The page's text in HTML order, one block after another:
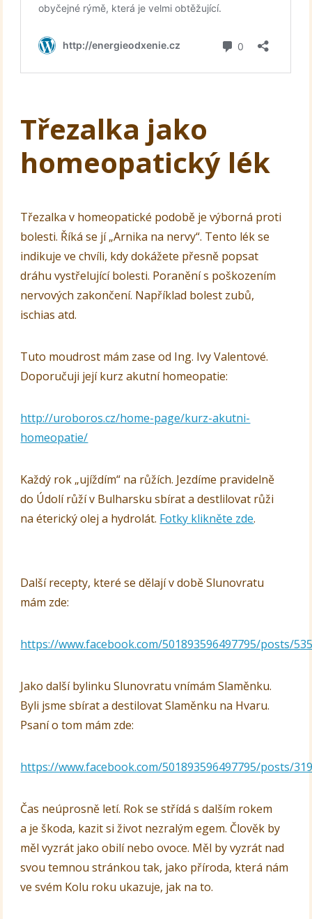
Třezalka jako
homeopatický lék
Třezalka v homeopatické podobě je výborná proti
bolesti. Říká se jí „Arnika na nervy“. Tento lék se
indikuje ve chvíli, kdy dokážete přesně popsat
dráhu vystřelující bolesti. Poranění s poškozením
nervových zakončení. Například bolest zubů,
ischias atd.
Tuto moudrost mám zase od Ing. Ivy Valentové.
Doporučuji její kurz akutní homeopatie:
http://uroboros.cz/home-page/kurz-akutni-
homeopatie/
Každý rok „ujíždím“ na růžích. Jezdíme pravidelně
do Údolí růží v Bulharsku sbírat a destlilovat růži
na éterický olej a hydrolát. Fotky klikněte zde.
Další recepty, které se dělají v době Slunovratu
mám zde:
https://www.facebook.com/501893596497795/posts/
Jako další bylinku Slunovratu vnímám Slaměnku.
Byli jsme sbírat a destilovat Slaměnku na Hvaru.
Psaní o tom mám zde:
https://www.facebook.com/501893596497795/posts/
Čas neúprosně letí. Rok se střídá s dalším rokem
a je škoda, kazit si život nezralým egem. Člověk by
měl vyzrát jako obilí nebo ovoce. Měl by vyzrát nad
svou temnou stránkou tak, jako příroda, která nám
ve svém Kolu roku ukazuje, jak na to.